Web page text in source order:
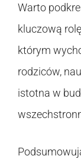
Warto
kluczową
którym
rodziców,
istotna w